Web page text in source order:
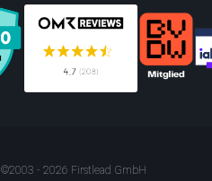
©2003 - 2026 Firstlead GmbH